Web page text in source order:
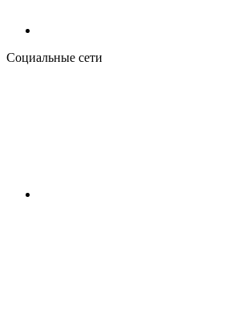
Социальные сети